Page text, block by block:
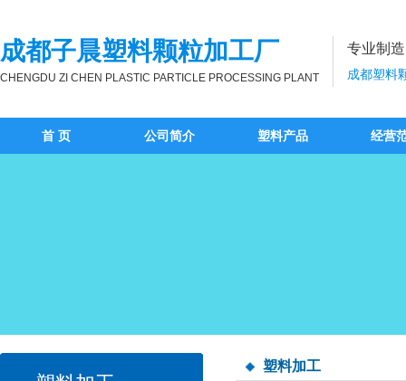
成都子晨塑料颗粒加工厂
CHENGDU ZI CHEN PLASTIC PARTICLE PROCESSING PLANT
专业制
成都塑料
首 页 公司简介 塑料产品 经营
塑料加工